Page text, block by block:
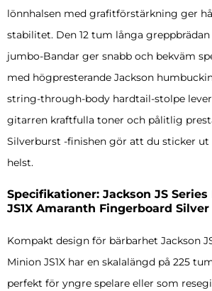
lönnhalsen med grafitförstärkning ger
stabilitet. Den 12 tum långa
jumbo-Bandar ger snabb och bekväm
med högpresterande Jackson
string-through-body hardtail-stolpe
gitarren kraftfulla toner och pålitlig
Silverburst -finishen gör att du sticker ut
helst.
Specifikationer: Jackson JS
JS1X Amaranth Fingerboard
Kompakt design för bärbarhet Jackson
Minion JS1X har en skalalängd på 225
perfekt för yngre spelare eller som